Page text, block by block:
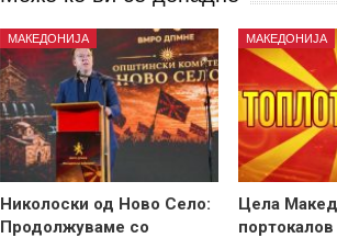
МАКЕДОНИЈА
Николоски од Ново Село:
Продолжуваме со
МАКЕДОНИЈА
Цела